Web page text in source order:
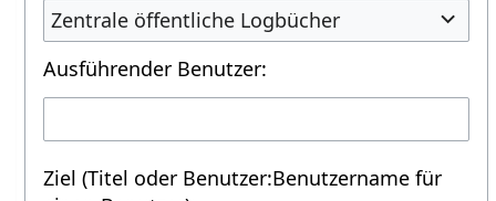
Zentrale öffentliche Logbücher
Ausführender Benutzer:
Ziel (Titel oder Benutzer:Benutzername für